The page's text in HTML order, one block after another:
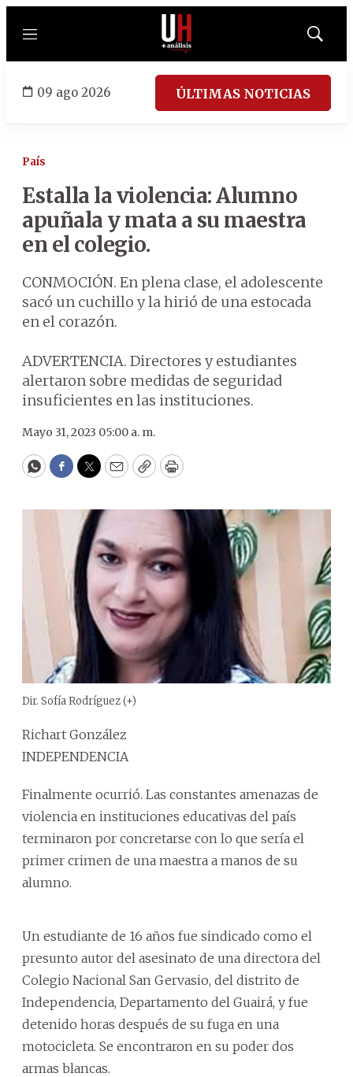
Menú
Mostrar
09 ago 2026 ÚLTIMAS NOTICIAS
País
Estalla la violencia: Alumno
apuñala y mata a su maestra
en el colegio.
CONMOCIÓN. En plena clase, el adolescente
sacó un cuchillo y la hirió de una estocada
en el corazón.
ADVERTENCIA. Directores y estudiantes
alertaron sobre medidas de seguridad
insuficientes en las instituciones.
Mayo 31, 2023 05:00 a. m.
WhatsApp
Facebook
Twitter
EmailCopyPrint
Dir. Sofía Rodríguez (+)
Richart González
INDEPENDENCIA
Finalmente ocurrió. Las constantes amenazas de
violencia en instituciones educativas del país
terminaron por concretarse con lo que sería el
primer crimen de una maestra a manos de su
alumno.
Un estudiante de 16 años fue sindicado como el
presunto autor del asesinato de una directora del
Colegio Nacional San Gervasio, del distrito de
Independencia, Departamento del Guairá, y fue
detenido horas después de su fuga en una
motocicleta. Se encontraron en su poder dos
armas blancas.